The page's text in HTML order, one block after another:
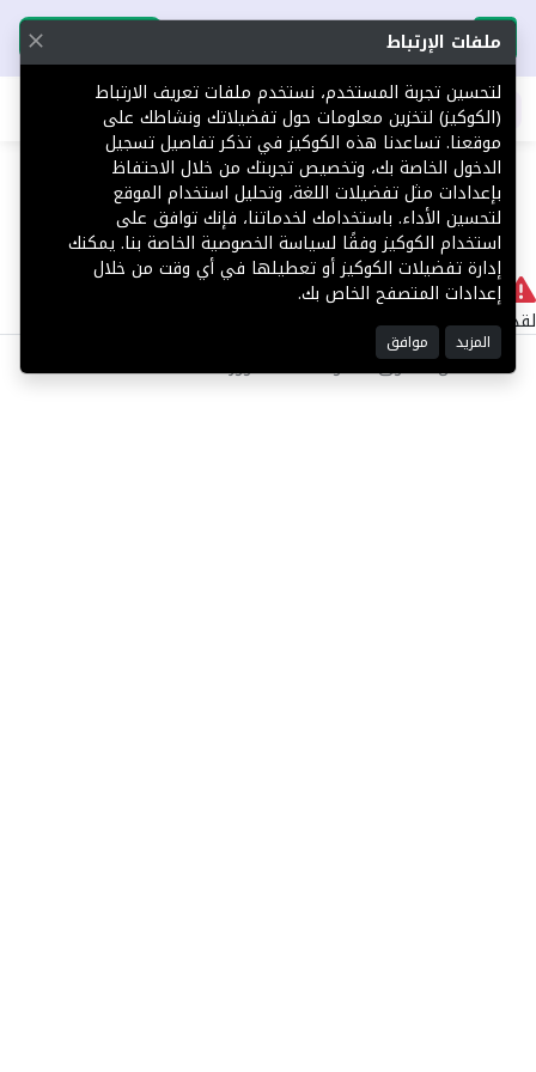
تحميل التطبيق تحميل التطبيق
اطلب عقارك
404 لا يوجد
لقد حدث خطأ داخلي أثناء معالجة طلبك.
©2025 كل الحقوق محفوظة منصة توور
ملفات الإرتباط
لتحسين تجربة المستخدم، نستخدم ملفات تعريف الارتباط
(الكوكيز) لتخزين معلومات حول تفضيلاتك ونشاطك على
موقعنا. تساعدنا هذه الكوكيز في تذكر تفاصيل تسجيل
الدخول الخاصة بك، وتخصيص تجربتك من خلال الاحتفاظ
بإعدادات مثل تفضيلات اللغة، وتحليل استخدام الموقع
لتحسين الأداء. باستخدامك لخدماتنا، فإنك توافق على
استخدام الكوكيز وفقًا لسياسة الخصوصية الخاصة بنا. يمكنك
إدارة تفضيلات الكوكيز أو تعطيلها في أي وقت من خلال
إعدادات المتصفح الخاص بك.
المزيد موافق